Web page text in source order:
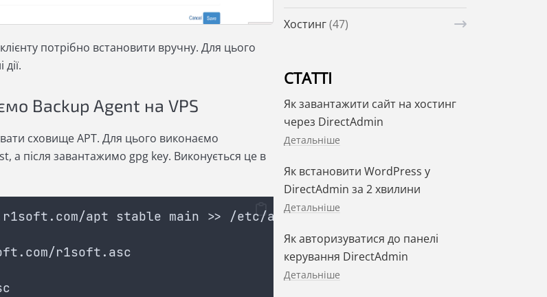
потрібно встановити вручну. Для цього
Backup Agent на VPS
сховище АРТ. Для цього виконаємо
а після завантажимо gpg key. Виконується це в
apt stable main >> /etc/apt/sources.list
r1soft.asc
Хостинг(47)
СТАТТІ
Як завантажити сайт на хостинг
через DirectAdmin
Детальніше
Як встановити WordPress у
DirectAdmin за 2 хвилини
Детальніше
Як авторизуватися до панелі
керування DirectAdmin
Детальніше